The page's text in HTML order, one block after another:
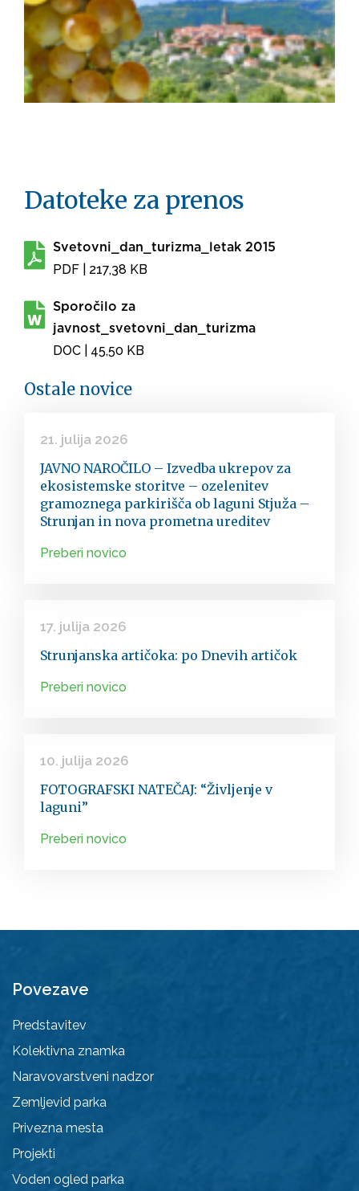
Datoteke za prenos
Svetovni_dan_turizma_letak 2015
PDF | 217,38 KB
Sporočilo za
javnost_svetovni_dan_turizma
DOC | 45,50 KB
Ostale novice
21. julija 2026
JAVNO NAROČILO – Izvedba ukrepov za
ekosistemske storitve – ozelenitev
gramoznega parkirišča ob laguni Stjuža –
Strunjan in nova prometna ureditev
Preberi novico
17. julija 2026
Strunjanska artičoka: po Dnevih artičok
Preberi novico
10. julija 2026
FOTOGRAFSKI NATEČAJ: “Življenje v
laguni”
Preberi novico
Povezave
Predstavitev
Kolektivna znamka
Naravovarstveni nadzor
Zemljevid parka
Privezna mesta
Projekti
Voden ogled parka